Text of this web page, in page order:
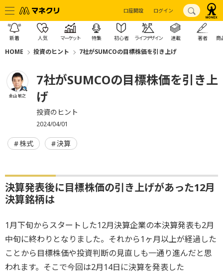
口座開設 ログイン
新着 人気 マーケット 特集 初心者 ライフデザイン 連載 著者 商
HOME 投資のヒント 7社がSUMCOの目標株価を引き上げ
金山 敏之
7社がSUMCOの目標株価を引き上
げ
投資のヒント
2024/04/01
株式 決算
決算発表後に目標株価の引き上げがあった12月
決算銘柄は
1月下旬からスタートした12月決算企業の本決算発表も2月
中旬に終わりとなりました。それから1ヶ月以上が経過した
ことから目標株価や投資判断の見直しも一通り進んだと思
われます。そこで今回は2月14日に決算を発表した